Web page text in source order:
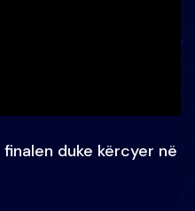
duke kërcyer në